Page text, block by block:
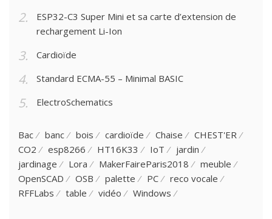
ESP32-C3 Super Mini et sa carte d’extension de
rechargement Li-Ion
Cardioïde
Standard ECMA-55 – Minimal BASIC
ElectroSchematics
Bac banc bois cardioïde Chaise
CHEST'ER
CO2
esp8266 HT16K33 IoT
jardin
jardinage
Lora MakerFaireParis2018
meuble
OpenSCAD
OSB palette PC
reco vocale
RFFLabs
table vidéo Windows